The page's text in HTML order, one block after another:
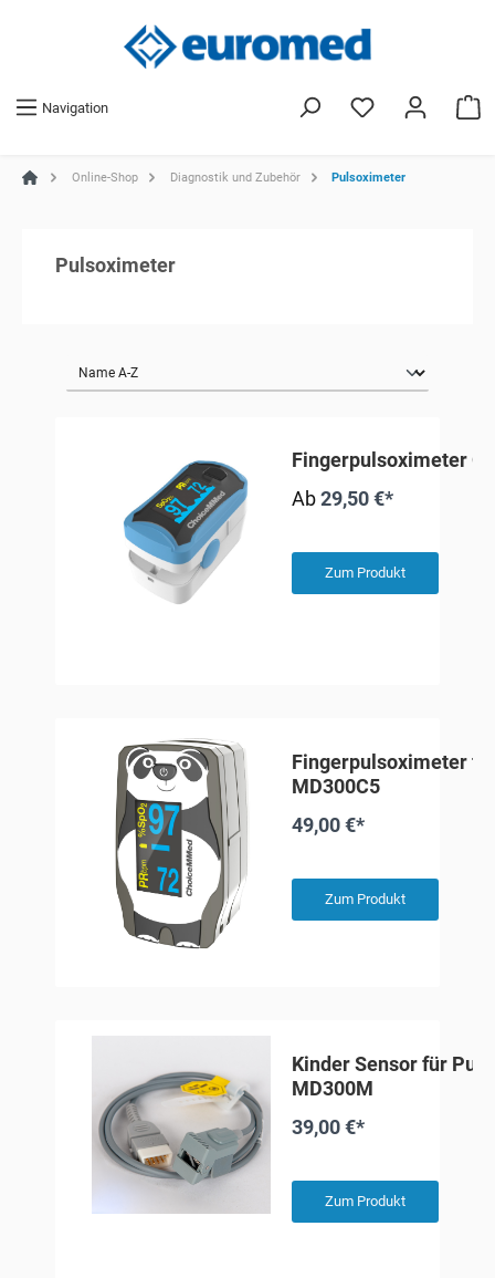
Navigation
Online-Shop Diagnostik und Zubehör Pulsoximeter
Pulsoximeter
Fingerpulsoximeter
Ab29,50 €*
Zum Produkt
Fingerpulsoximeter
MD300C5
49,00 €*
Zum Produkt
Kinder Sensor für
MD300M
39,00 €*
Zum Produkt